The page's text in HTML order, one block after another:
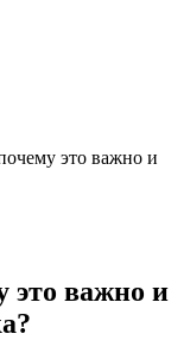
это важно и
это важно и